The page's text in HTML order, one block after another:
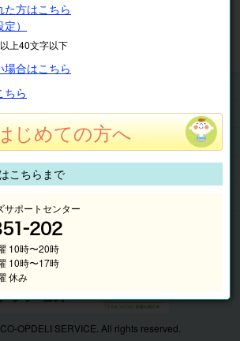
履歴
内容
OPDELI SERVICE. All rights reserved.
方はこちら
）
上40文字以下
場合はこちら
ちら
じめての方へ
こちらまで
サポートセンター
10時〜20時
10時〜17時
休み